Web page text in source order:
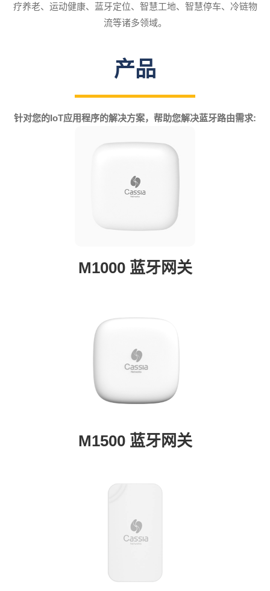
疗养老、运动健康、蓝牙定位、智慧工地、智慧停车、冷链物
流等诸多领域。
产品
针对您的IoT应用程序的解决方案，帮助您解决蓝牙路由需求:
M1000 蓝牙网关
M1500 蓝牙网关